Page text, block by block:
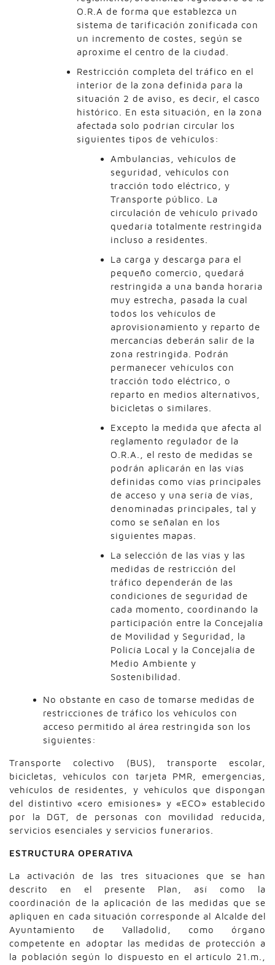
O.R.A de forma que establezca un
sistema de tarificación zonificada con
un incremento de costes, según se
aproxime el centro de la ciudad.
Restricción completa del tráfico en el
interior de la zona definida para la
situación 2 de aviso, es decir, el casco
histórico. En esta situación, en la zona
afectada solo podrían circular los
siguientes tipos de vehículos:
Ambulancias, vehículos de
seguridad, vehículos con
tracción todo eléctrico, y
Transporte público. La
circulación de vehículo privado
quedaría totalmente restringida
incluso a residentes.
La carga y descarga para el
pequeño comercio, quedará
restringida a una banda horaria
muy estrecha, pasada la cual
todos los vehículos de
aprovisionamiento y reparto de
mercancías deberán salir de la
zona restringida. Podrán
permanecer vehículos con
tracción todo eléctrico, o
reparto en medios alternativos,
bicicletas o similares.
Excepto la medida que afecta al
reglamento regulador de la
O.R.A., el resto de medidas se
podrán aplicarán en las vías
definidas como vías principales
de acceso y una sería de vías,
denominadas principales, tal y
como se señalan en los
siguientes mapas.
La selección de las vías y las
medidas de restricción del
tráfico dependerán de las
condiciones de seguridad de
cada momento, coordinando la
participación entre la Concejalía
de Movilidad y Seguridad, la
Policía Local y la Concejalía de
Medio Ambiente y
Sostenibilidad.
No obstante en caso de tomarse medidas de
restricciones de tráfico los vehículos con
acceso permitido al área restringida son los
siguientes:
Transporte colectivo (BUS), transporte escolar,
bicicletas, vehículos con tarjeta PMR, emergencias,
vehículos de residentes, y vehículos que dispongan
del distintivo «cero emisiones» y «ECO» establecido
por la DGT, de personas con movilidad reducida,
servicios esenciales y servicios funerarios.
ESTRUCTURA OPERATIVA
La activación de las tres situaciones que se han
descrito en el presente Plan, así como la
coordinación de la aplicación de las medidas que se
apliquen en cada situación corresponde al Alcalde del
Ayuntamiento de Valladolid, como órgano
competente en adoptar las medidas de protección a
la población según lo dispuesto en el artículo 21.m.,